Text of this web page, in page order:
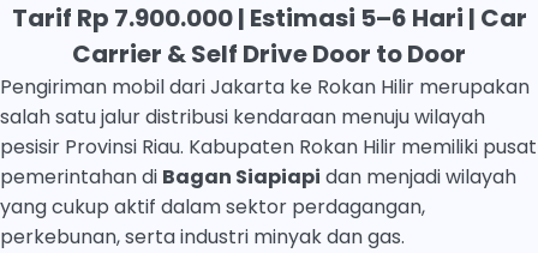
Tarif Rp 7.900.000 | Estimasi 5–6 Hari | Car
Carrier & Self Drive Door to Door
Pengiriman mobil dari Jakarta ke Rokan Hilir merupakan
salah satu jalur distribusi kendaraan menuju wilayah
pesisir Provinsi Riau. Kabupaten Rokan Hilir memiliki pusat
pemerintahan di Bagan Siapiapi dan menjadi wilayah
yang cukup aktif dalam sektor perdagangan,
perkebunan, serta industri minyak dan gas.